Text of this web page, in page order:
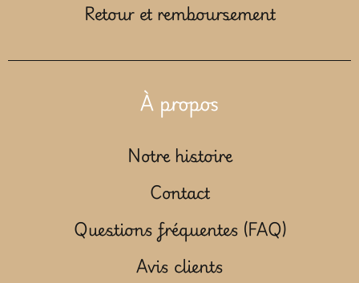
Retour et remboursement
À propos
Notre histoire
Contact
Questions fréquentes (FAQ)
Avis clients